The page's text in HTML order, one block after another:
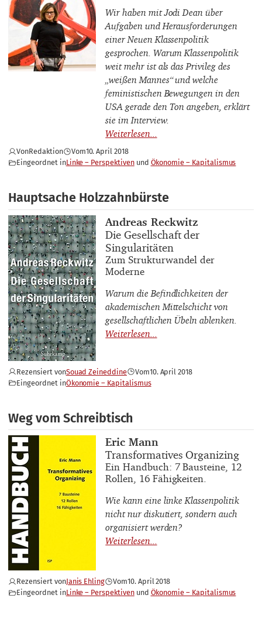
Wir haben mit Jodi Dean über
Aufgaben und Herausforderungen
einer Neuen Klassenpolitik
gesprochen. Warum Klassenpolitik
weit mehr ist als das Privileg des
„weißen Mannes“ und welche
feministischen Bewegungen in den
USA gerade den Ton angeben, erklärt
sie im Interview.
VonRedaktion Vom10. April 2018
Eingeordnet inLinke – Perspektiven Ökonomie – Kapitalismus
Hauptsache Holzzahnbürste
Buchautor_innen
Andreas Reckwitz
Buchtitel
Die Gesellschaft der
Singularitäten
Buchuntertitel
Zum Strukturwandel der
Moderne
Warum die Befindlichkeiten der
akademischen Mittelschicht von
gesellschaftlichen Übeln ablenken.
Rezensiert vonSouad Zeineddine Vom10. April 2018
Eingeordnet inÖkonomie – Kapitalismus
Weg vom Schreibtisch
Buchautor_innen
Eric Mann
Buchtitel
Transformatives Organizing
Buchuntertitel
Ein Handbuch: 7 Bausteine, 12
Rollen, 16 Fähigkeiten.
Wie kann eine linke Klassenpolitik
nicht nur diskutiert, sondern auch
organisiert werden?
Rezensiert vonJanis Ehling Vom10. April 2018
Eingeordnet inLinke – Perspektiven Ökonomie – Kapitalismus